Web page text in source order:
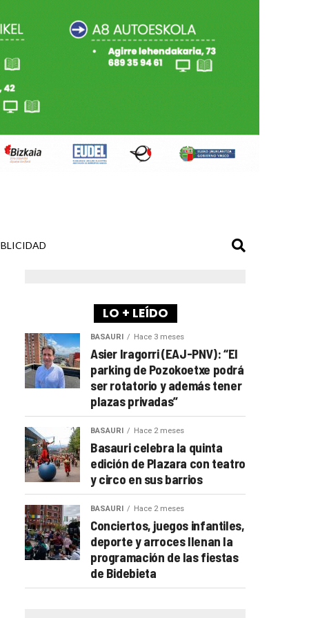
LO + LEÍDO
BASAURI Hace 3 meses
Asier Iragorri (EAJ-PNV): “El
parking de Pozokoetxe podrá
ser rotatorio y además tener
plazas privadas”
BASAURI Hace 2 meses
Basauri celebra la quinta
edición de Plazara con teatro
y circo en sus barrios
BASAURI Hace 2 meses
Conciertos, juegos infantiles,
deporte y arroces llenan la
programación de las fiestas
de Bidebieta